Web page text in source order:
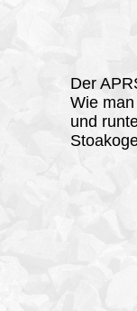
Der
Wie
und